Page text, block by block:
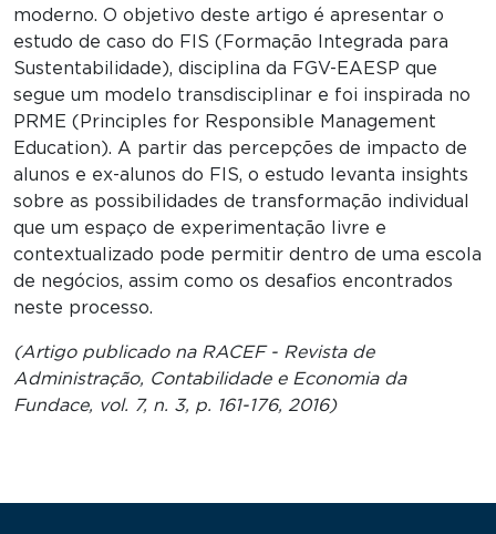
moderno. O objetivo deste artigo é apresentar o
estudo de caso do FIS (Formação Integrada para
Sustentabilidade), disciplina da FGV-EAESP que
segue um modelo transdisciplinar e foi inspirada no
PRME (Principles for Responsible Management
Education). A partir das percepções de impacto de
alunos e ex-alunos do FIS, o estudo levanta insights
sobre as possibilidades de transformação individual
que um espaço de experimentação livre e
contextualizado pode permitir dentro de uma escola
de negócios, assim como os desafios encontrados
neste processo.
(Artigo publicado na RACEF - Revista de
Administração, Contabilidade e Economia da
Fundace, vol. 7, n. 3, p. 161-176, 2016)